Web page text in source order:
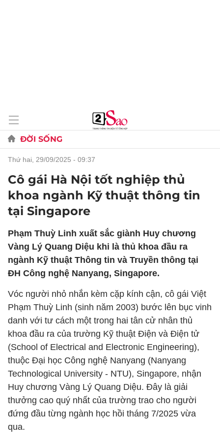
ĐỜI SỐNG
thứ hai, 29/09/2025 - 09:37
Cô gái Hà Nội tốt nghiệp thủ
khoa ngành Kỹ thuật thông tin
tại Singapore
Phạm Thuỳ Linh xuất sắc giành Huy chương
Vàng Lý Quang Diệu khi là thủ khoa đầu ra
ngành Kỹ thuật Thông tin và Truyền thông tại
ĐH Công nghệ Nanyang, Singapore.
Vóc người nhỏ nhắn kèm cặp kính cận, cô gái Việt
Phạm Thuỳ Linh (sinh năm 2003) bước lên bục vinh
danh với tư cách một trong hai tân cử nhân thủ
khoa đầu ra của trường Kỹ thuật Điện và Điện tử
(School of Electrical and Electronic Engineering),
thuộc Đại học Công nghệ Nanyang (Nanyang
Technological University - NTU), Singapore, nhận
Huy chương Vàng Lý Quang Diệu. Đây là giải
thưởng cao quý nhất của trường trao cho người
đứng đầu từng ngành học hồi tháng 7/2025 vừa
qua.